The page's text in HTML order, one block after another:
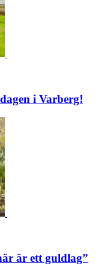
i Varberg!
är ett guldlag”